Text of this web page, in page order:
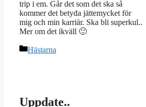
trip i em. Går det som det ska så
kommer det betyda jättemycket för
mig och min karriär. Ska bli superkul..
Mer om det ikväll 🙂
Kategorier
Hästarna
Uppdate..